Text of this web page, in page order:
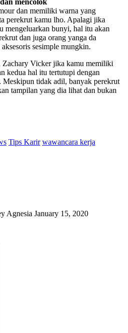
dan memiliki warna yang
perekrut kamu lho. Apalagi jika
mengeluarkan bunyi, hal itu akan
dan juga orang yanga da
sesimple mungkin.
Zachary Vicker jika kamu memiliki
kedua hal itu tertutupi dengan
Meskipun tidak adil, banyak perekrut
tampilan yang dia lihat dan bukan
Tips Karir wawancara kerja
Agnesia January 15, 2020